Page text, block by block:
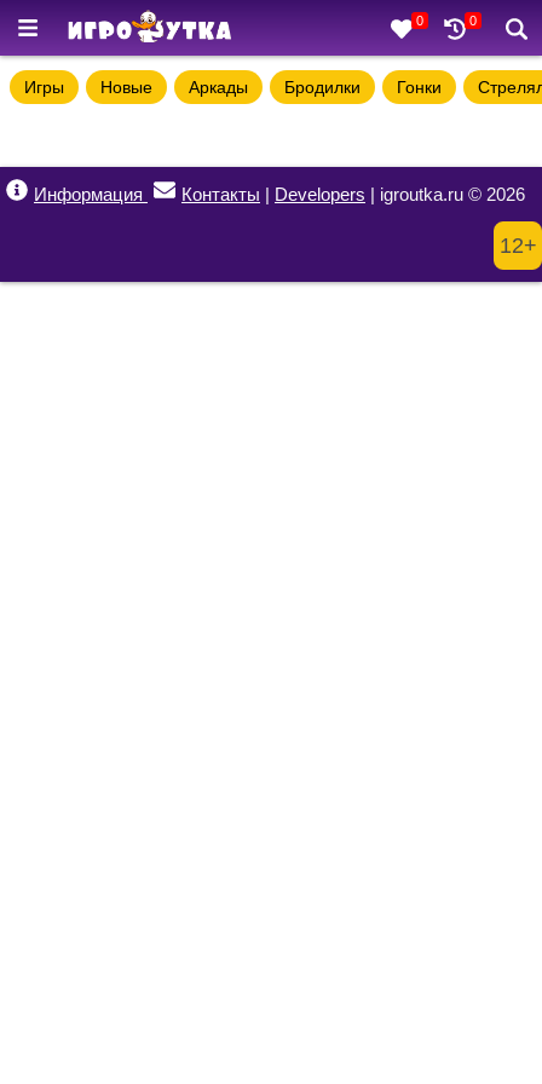
0 0
Игры Новые Аркады Бродилки Гонки
Информация Контакты | Developers | igroutka.ru © 2026
12+